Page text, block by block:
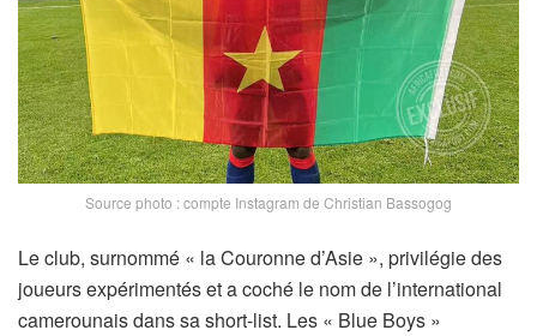
Source photo : compte Instagram de Christian Bassogog
Le club, surnommé « la Couronne d’Asie », privilégie des
joueurs expérimentés et a coché le nom de l’international
camerounais dans sa short-list. Les « Blue Boys »